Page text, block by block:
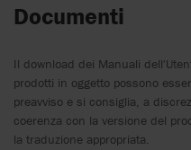
Documenti
Il download dei Manuali
prodotti in oggetto possono
preavviso e si consiglia, a
coerenza con la versione del
la traduzione appropriata.